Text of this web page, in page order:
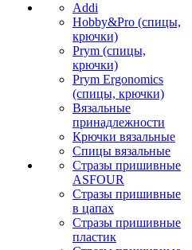
Addi
Hobby&Pro (спицы,
крючки)
Prym (спицы,
крючки)
Prym Ergonomics
(спицы, крючки)
Вязальные
принадлежности
Крючки вязальные
Спицы вязальные
Стразы пришивные
ASFOUR
Стразы пришивные
в цапах
Стразы пришивные
пластик